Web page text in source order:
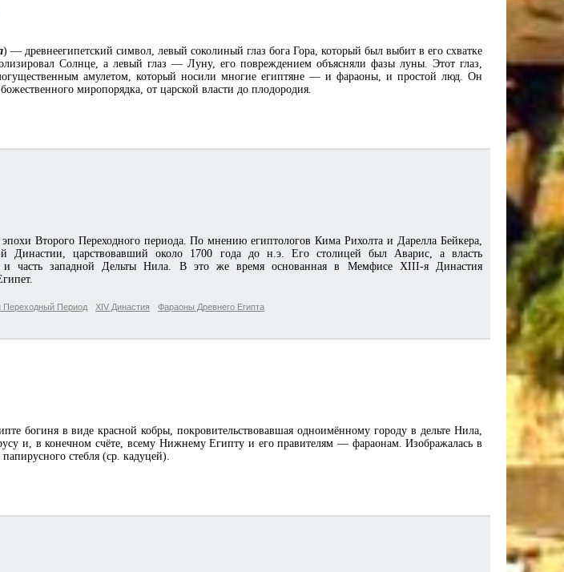
) — древнеегипетский символ, левый соколиный глаз бога Гора, который был выбит в его схватке
Солнце, а левый глаз — Луну, его повреждением объясняли фазы луны. Этот глаз,
амулетом, который носили многие египтяне — и фараоны, и простой люд. Он
миропорядка, от царской власти до плодородия.
Второго Переходного периода. По мнению египтологов Кима Рихолта и Дарелла Бейкера,
Династии, царствовавший около 1700 года до н.э. Его столицей был Аварис, а власть
и часть западной Дельты Нила. В это же время основанная в Мемфисе XIII-я Династия
Переходный Период XIV Династия Фараоны Древнего Египта
богиня в виде красной кобры, покровительствовавшая одноимённому городу в дельте Нила,
и, в конечном счёте, всему Нижнему Египту и его правителям — фараонам. Изображалась в
стебля (ср. кадуцей).